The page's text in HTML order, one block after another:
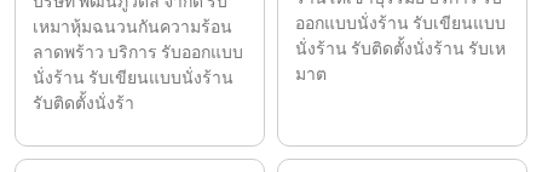
เหมาหุ้มฉนวนกันความร้อน
ลาดพร้าว บริการ รับออกแบบ
นั่งร้าน รับเขียนแบบนั่งร้าน
รับติดตั้งนั่งร้า
ออกแบบนั่งร้าน รับเขียนแบบ
นั่งร้าน รับติดตั้งนั่งร้าน รับเห
มาต